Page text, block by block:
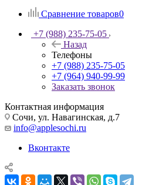
Сравнение товаров0
+7 (988) 235-75-05
Назад
Телефоны
+7 (988) 235-75-05
+7 (964) 940-99-99
Заказать звонок
Контактная информация
Сочи, ул. Навагинская, д.7
info@applesochi.ru
Вконтакте